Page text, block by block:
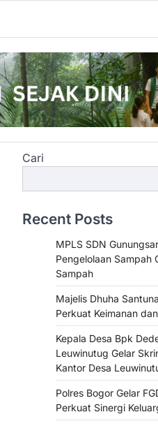
Cari
Recent Posts
MPLS SDN
Pengelolaan Sampah
Sampah
Majelis Dhuha
Perkuat Keimanan
Kepala Desa Bpk
Leuwinutug Gelar
Kantor Desa
Polres Bogor Gelar
Perkuat Sinergi